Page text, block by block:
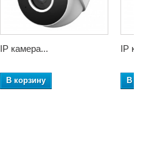
IP камера...
В корзину
IP
В